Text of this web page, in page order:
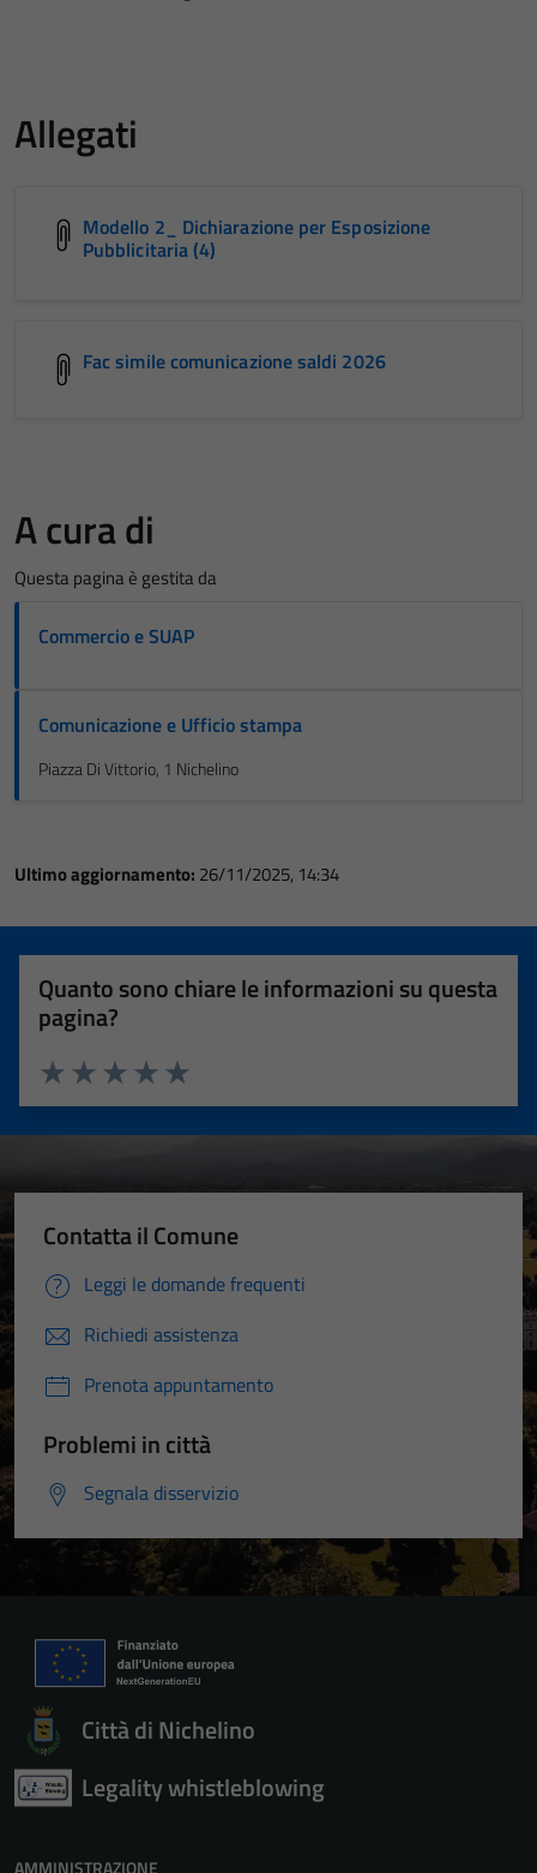
Allegati
Modello 2_ Dichiarazione per Esposizione
Pubblicitaria (4)
Fac simile comunicazione saldi 2026
A cura di
Questa pagina è gestita da
Commercio e SUAP
Comunicazione e Ufficio stampa
Piazza Di Vittorio, 1 Nichelino
Ultimo aggiornamento: 26/11/2025, 14:34
Quanto sono chiare le informazioni su questa
pagina?
Valuta 5 stelle su 5
Valuta 4 stelle su 5
Valuta 3 stelle su 5
Valuta 2 stelle su 5
Valuta 1 stelle su 5
Contatta il Comune
Leggi le domande frequenti
Richiedi assistenza
Prenota appuntamento
Problemi in città
Segnala disservizio
Città di Nichelino
Legality whistleblowing
AMMINISTRAZIONE